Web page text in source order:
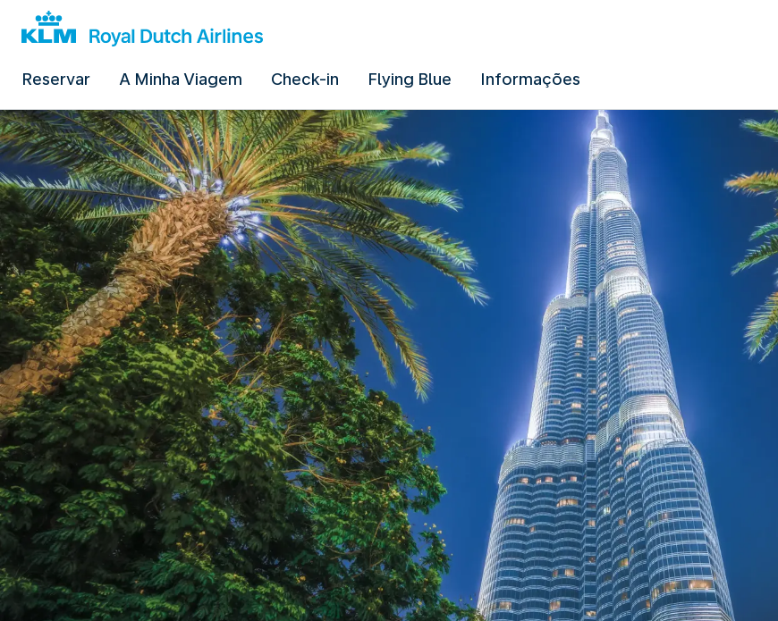
Reservar A Minha Viagem Check-in Flying Blue Informações